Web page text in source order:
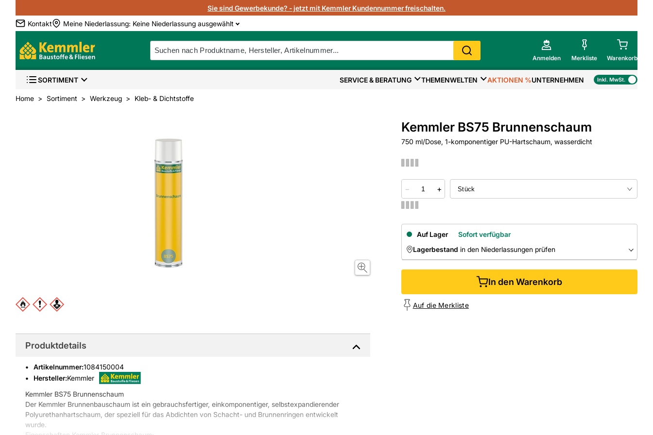
Sie sind Gewerbekunde? - jetzt mit Kemmler Kundennummer freischalten.
Kontakt
Meine Niederlassung: Keine Niederlassung ausgewählt
Anmelden Merkliste Warenkorb
Mein Warenkorb
Zur Kasse
SORTIMENT SERVICE & BERATUNG THEMENWELTEN AKTIONEN %UNTERNEHMEN Inkl. MwSt.
Home Sortiment Werkzeug Kleb- & Dichtstoffe
Kemmler BS75 Brunnenschaum
750 ml/Dose, 1-komponentiger PU-Hartschaum, wasserdicht
− +
Auf Lager
Sofort verfügbar
Lagerbestand in den Niederlassungen prüfen
NIEDERLASSUNGEN
In den Warenkorb
Auf die Merkliste
Produktdetails
Artikelnummer:1084150004
Hersteller:Kemmler
Kemmler BS75 Brunnenschaum
Der Kemmler Brunnenbauschaum ist ein gebrauchsfertiger, einkomponentiger, selbstexpandierender
Polyurethanhartschaum, der speziell für das Abdichten von Schacht- und Brunnenringen entwickelt
wurde.